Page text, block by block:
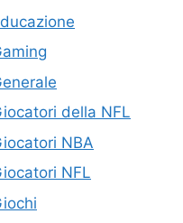
della NFL
NBA
NFL